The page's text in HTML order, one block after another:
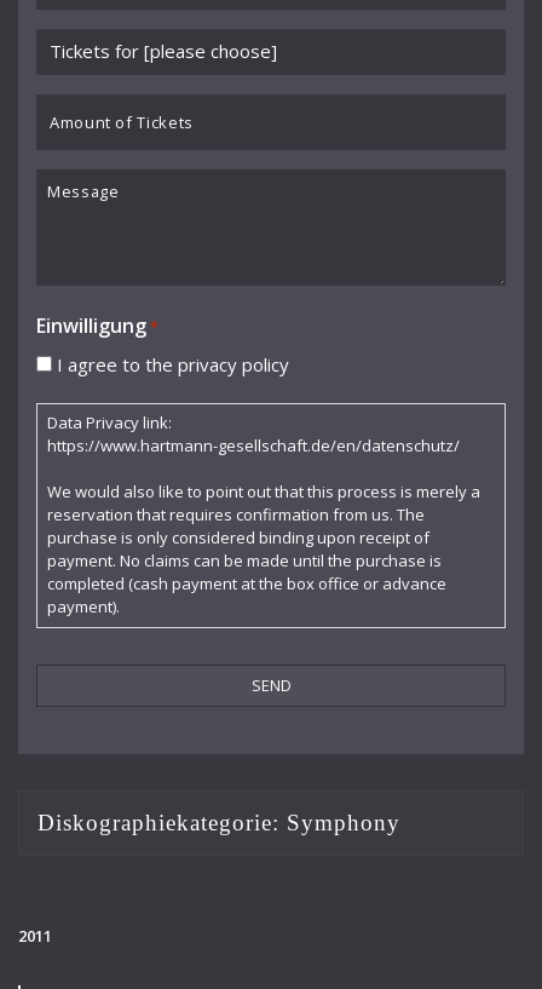
Please
choose
event
of
Tickets
Message
Einwilligung*
I agree to the privacy policy
Data Privacy link:
https://www.hartmann-gesellschaft.de/en/datenschutz/
We would also like to point out that this process is merely a
reservation that requires confirmation from us. The
purchase is only considered binding upon receipt of
payment. No claims can be made until the purchase is
completed (cash payment at the box office or advance
payment).
Diskographiekategorie: Symphony
2011